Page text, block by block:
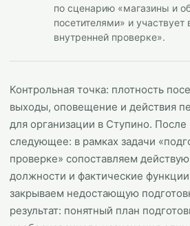
по сценарию «магазины и
посетителями» и участвует
внутренней проверке».
Контрольная точка: плотность
выходы, оповещение и действия
для организации в Ступино.
следующее: в рамках задачи
проверке» сопоставляем
должности и фактические
закрываем недостающую
результат: понятный план